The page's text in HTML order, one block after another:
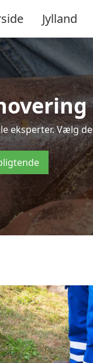
Jylland
eksperter. Vælg